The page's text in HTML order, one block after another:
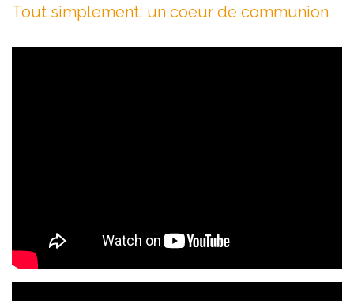
Tout simplement, un coeur de communion